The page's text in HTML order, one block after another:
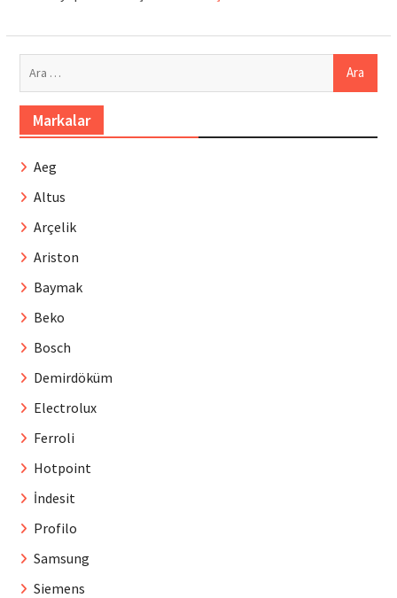
Markalar
Aeg
Altus
Arçelik
Ariston
Baymak
Beko
Bosch
Demirdöküm
Electrolux
Ferroli
Hotpoint
İndesit
Profilo
Samsung
Siemens